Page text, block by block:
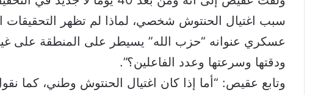
سبب اغتيال الحنتوش شخصي، لماذا لم تظهر التحقيقات
عسكري عنوانه “حزب الله” يسيطر على المنطقة على غير
ودقتها وسرعتها وعدد الفاعلين؟”.
وتابع عقيص: “أما إذا كان اغتيال الحنتوش وطني، كما